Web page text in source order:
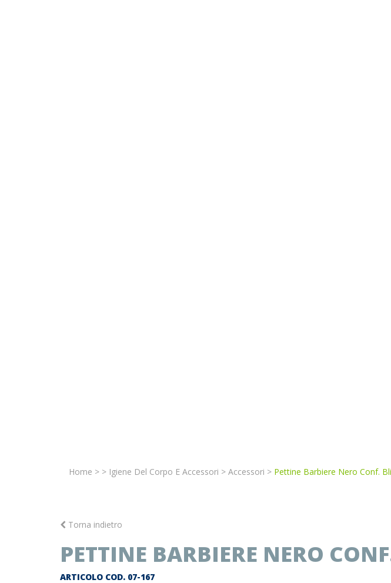
Home > > Igiene Del Corpo E Accessori > Accessori > Pettine Barbiere Nero Conf.
Torna indietro
PETTINE BARBIERE NERO
ARTICOLO COD. 07-167